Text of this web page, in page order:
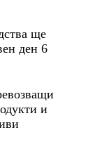
ще
ден 6
и